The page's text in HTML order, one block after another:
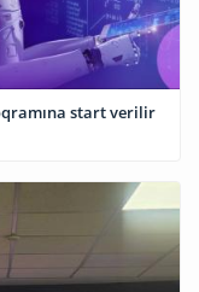
start verilir